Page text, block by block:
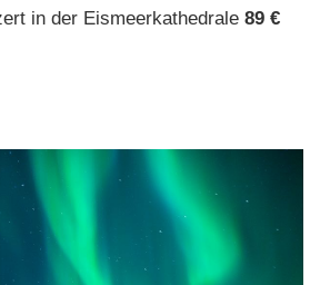
in der Eismeerkathedrale 89 €